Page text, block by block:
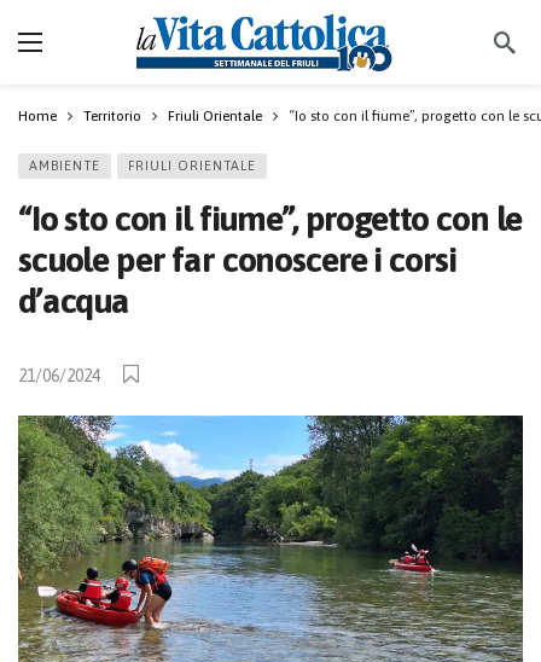
Home Territorio Friuli Orientale “Io sto con il fiume”, progetto con le
AMBIENTE FRIULI ORIENTALE
“Io sto con il fiume”, progetto con le
scuole per far conoscere i corsi
d’acqua
21/06/2024